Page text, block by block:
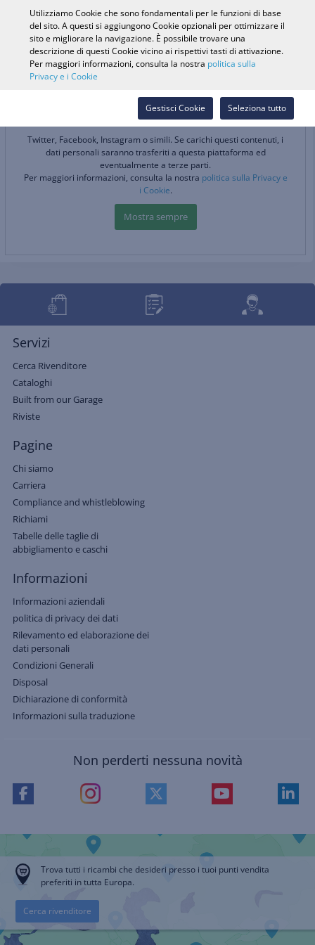
Ricerca veicolo
Cerca nel
Webshop
Accedi
Cerca rivenditore
Twitter, Facebook, Instagram o simili. Se carichi questi contenuti, i
dati personali saranno trasferiti a questa piattaforma ed
eventualmente a terze parti.
Per maggiori informazioni, consulta la nostra politica sulla Privacy e
i Cookie.
Mostra sempre
Servizi
Cerca Rivenditore
Cataloghi
Built from our Garage
Riviste
Pagine
Chi siamo
Carriera
Compliance and whistleblowing
Richiami
Tabelle delle taglie di
abbigliamento e caschi
Informazioni
Informazioni aziendali
politica di privacy dei dati
Rilevamento ed elaborazione dei
dati personali
Condizioni Generali
Disposal
Dichiarazione di conformità
Informazioni sulla traduzione
Non perderti nessuna novità
Trova tutti i ricambi che desideri presso i tuoi punti vendita
preferiti in tutta Europa.
Cerca rivenditore
Utilizziamo Cookie che sono fondamentali per le funzioni di base
del sito. A questi si aggiungono Cookie opzionali per ottimizzare il
sito e migliorare la navigazione. È possibile trovare una
descrizione di questi Cookie vicino ai rispettivi tasti di attivazione.
Per maggiori informazioni, consulta la nostra politica sulla
Privacy e i Cookie
Seleziona tutto
Gestisci Cookie